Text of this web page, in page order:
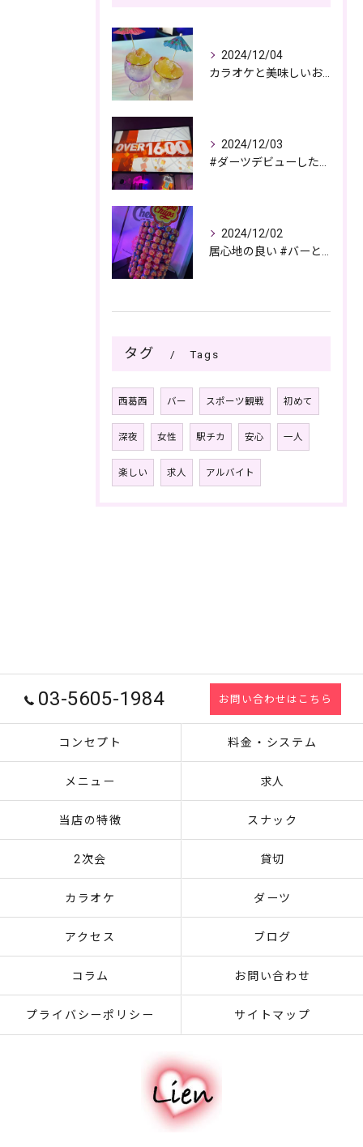
2024/12/04
2024/12/03
2024/12/02
タグ Tags
西葛西 バー スポーツ観戦 初めて
深夜 女性 駅チカ 安心 一人
楽しい 求人 アルバイト
03-5605-1984 お問い合わせはこちら
コンセプト 料金・システム
メニュー 求人
当店の特徴 スナック
2次会 貸切
カラオケ ダーツ
アクセス ブログ
コラム お問い合わせ
プライバシーポリシー サイトマップ